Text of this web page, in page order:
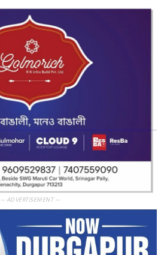
— ADVERTISEMENT —